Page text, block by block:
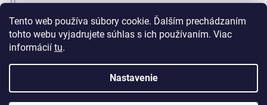
Tento web používa súbory cookie. Ďalším prechádzaním
tohto webu vyjadrujete súhlas s ich používaním. Viac
informácií tu.
Nastavenie
Facebook
Vytvoril Shoptet